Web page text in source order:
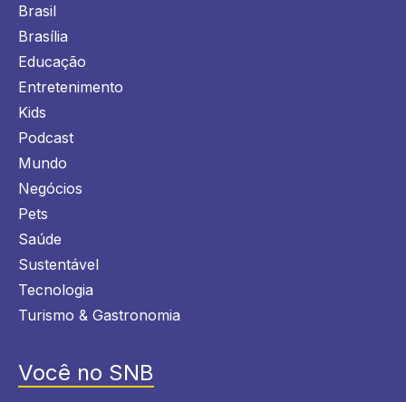
Brasil
Brasília
Educação
Entretenimento
Kids
Podcast
Mundo
Negócios
Pets
Saúde
Sustentável
Tecnologia
Turismo & Gastronomia
Você no SNB